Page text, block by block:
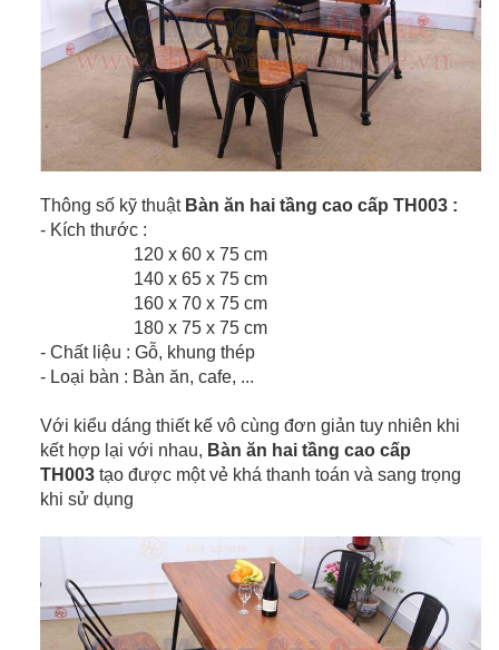
Thông số kỹ thuật Bàn ăn hai tầng cao cấp TH003 :
- Kích thước :
120 x 60 x 75 cm
140 x 65 x 75 cm
160 x 70 x 75 cm
180 x 75 x 75 cm
- Chất liệu : Gỗ, khung thép
- Loại bàn : Bàn ăn, cafe, ...
Với kiểu dáng thiết kế vô cùng đơn giản tuy nhiên khi
kết hợp lại với nhau, Bàn ăn hai tầng cao cấp
TH003tạo được một vẻ khá thanh toán và sang trọng
khi sử dụng